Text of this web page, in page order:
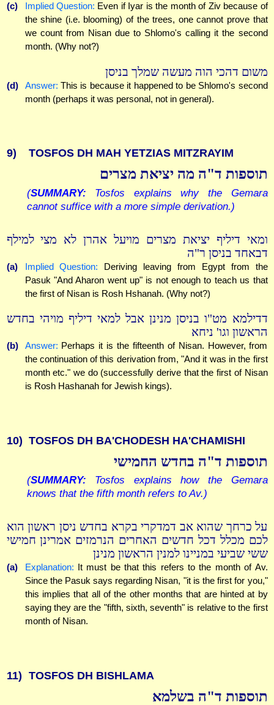
(c) Implied Question: Even if Iyar is the month of Ziv because of
the shine (i.e. blooming) of the trees, one cannot prove that
we count from Nisan due to Shlomo's calling it the second
month. (Why not?)
משום דהכי הוה מעשה שמלך בניסן
(d) Answer: This is because it happened to be Shlomo's second
month (perhaps it was personal, not in general).
9) TOSFOS DH MAH YETZIAS MITZRAYIM
תוספות ד"ה מה יציאת מצרים
(SUMMARY: Tosfos explains why the Gemara
cannot suffice with a more simple derivation.)
ומאי דיליף יציאת מצרים מויעל אהרן לא מצי למילף
דבאחד בניסן ר"ה
(a) Implied Question: Deriving leaving from Egypt from the
Pasuk "And Aharon went up" is not enough to teach us that
the first of Nisan is Rosh Hshanah. (Why not?)
דדילמא מט"ו בניסן מנינן אבל למאי דיליף מויהי בחדש
הראשון וגו' ניחא
(b) Answer: Perhaps it is the fifteenth of Nisan. However, from
the continuation of this derivation from, "And it was in the first
month etc." we do (successfully derive that the first of Nisan
is Rosh Hashanah for Jewish kings).
10) TOSFOS DH BA'CHODESH HA'CHAMISHI
תוספות ד"ה בחדש החמישי
(SUMMARY: Tosfos explains how the Gemara
knows that the fifth month refers to Av.)
על כרחך שהוא אב דמדקרי בקרא בחדש ניסן ראשון הוא
לכם מכלל דכל חדשים האחרים הנרמזים אמרינן חמישי
ששי שביעי במניינו למנין הראשון מנינן
(a) Explanation: It must be that this refers to the month of Av.
Since the Pasuk says regarding Nisan, "it is the first for you,"
this implies that all of the other months that are hinted at by
saying they are the "fifth, sixth, seventh" is relative to the first
month of Nisan.
11) TOSFOS DH BISHLAMA
תוספות ד"ה בשלמא